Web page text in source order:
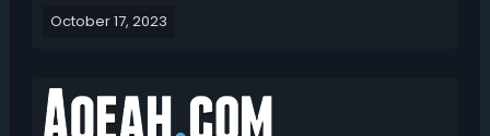
date, items, Golden Pumpkin ‘23, challenges,
October 17, 2023